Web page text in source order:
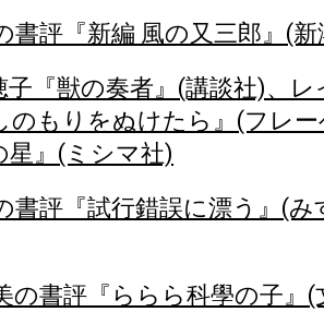
書評『新編 風の又三郎』(
子『獣の奏者』(講談社)、
のもりをぬけたら』(フレ
星』(ミシマ社)
書評『試行錯誤に漂う』(
の書評『ららら科學の子』